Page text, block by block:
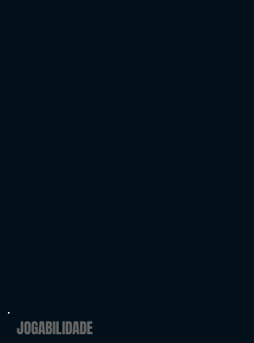
JOGABILIDADE